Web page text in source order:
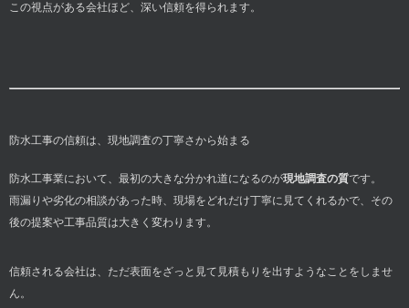
この視点がある会社ほど、深い信頼を得られます。
防水工事の信頼は、現地調査の丁寧さから始まる
防水工事業において、最初の大きな分かれ道になるのが現地調査の質です。
雨漏りや劣化の相談があった時、現場をどれだけ丁寧に見てくれるかで、その
後の提案や工事品質は大きく変わります。
信頼される会社は、ただ表面をざっと見て見積もりを出すようなことをしませ
ん。